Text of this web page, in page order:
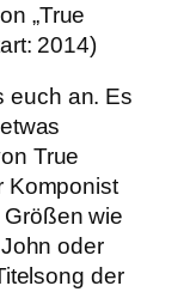
„True
2014)
euch an. Es
True
Komponist
wie
oder
der